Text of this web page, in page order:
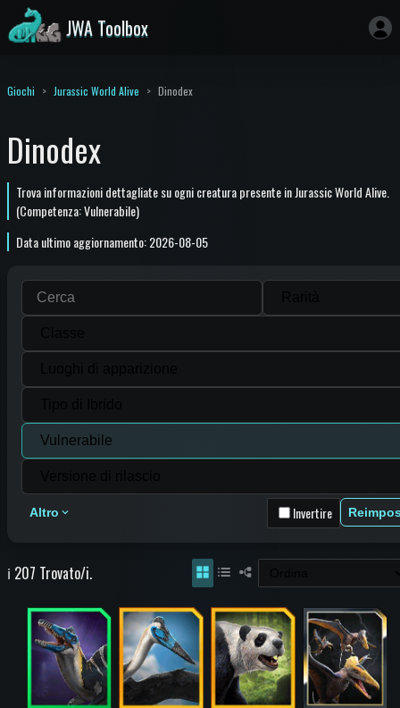
JWA Toolbox
Giochi Jurassic World Alive Dinodex
Dinodex
Trova informazioni dettagliate su ogni creatura presente in Jurassic World Alive.
(Competenza: Vulnerabile)
Data ultimo aggiornamento: 2026-08-05
Altro Invertire
ℹ️ 207 Trovato/i.